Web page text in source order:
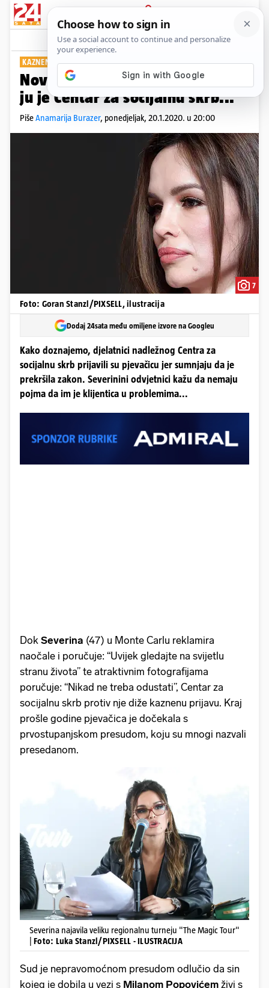
PRIJAVA
Show Komentari
KAZNENA PRIJAVA
Nove nevolje za Sevu: Prijavio
ju je Centar za socijalnu skrb...
PišeAnamarija Burazer, ponedjeljak, 20.1.2020. u 20:00
7
Foto: Goran Stanzl/PIXSELL, ilustracija
Dodaj 24sata među omiljene izvore na Googleu
Kako doznajemo, djelatnici nadležnog Centra za
socijalnu skrb prijavili su pjevačicu jer sumnjaju da je
prekršila zakon. Severinini odvjetnici kažu da nemaju
pojma da im je klijentica u problemima...
Dok Severina (47) u Monte Carlu reklamira
naočale i poručuje: “Uvijek gledajte na svijetlu
stranu života” te atraktivnim fotografijama
poručuje: “Nikad ne treba odustati”, Centar za
socijalnu skrb protiv nje diže kaznenu prijavu. Kraj
prošle godine pjevačica je dočekala s
prvostupanjskom presudom, koju su mnogi nazvali
presedanom.
Severina najavila veliku regionalnu turneju "The Magic Tour"
Foto: Luka Stanzl/PIXSELL - ILUSTRACIJA
Sud je nepravomoćnom presudom odlučio da sin
kojeg je dobila u vezi s Milanom Popovićem živi s